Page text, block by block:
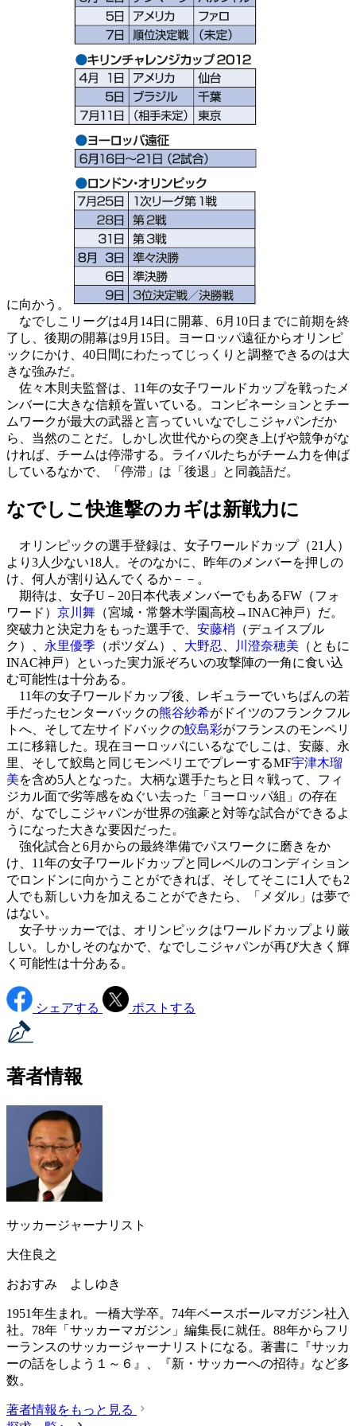
に向かう。
なでしこリーグは4月14日に開幕、6月10日までに前期を終
了し、後期の開幕は9月15日。ヨーロッパ遠征からオリンピ
ックにかけ、40日間にわたってじっくりと調整できるのは大
きな強みだ。
佐々木則夫監督は、11年の女子ワールドカップを戦ったメ
ンバーに大きな信頼を置いている。コンビネーションとチー
ムワークが最大の武器と言っていいなでしこジャパンだか
ら、当然のことだ。しかし次世代からの突き上げや競争がな
ければ、チームは停滞する。ライバルたちがチーム力を伸ば
しているなかで、「停滞」は「後退」と同義語だ。
なでしこ快進撃のカギは新戦力に
オリンピックの選手登録は、女子ワールドカップ（21人）
より3人少ない18人。そのなかに、昨年のメンバーを押しの
け、何人が割り込んでくるか－－。
期待は、女子U－20日本代表メンバーでもあるFW（フォ
ワード） 京川舞 （宮城・常磐木学園高校→INAC神戸）だ。
突破力と決定力をもった選手で、 安藤梢 （デュイスブル
ク）、 永里優季 （ポツダム）、 大野忍 川澄奈穂美 （ともに
INAC神戸）といった実力派ぞろいの攻撃陣の一角に食い込
む可能性は十分ある。
11年の女子ワールドカップ後、レギュラーでいちばんの若
手だったセンターバックの熊谷紗希がドイツのフランクフル
トへ、そして左サイドバックの鮫島彩がフランスのモンペリ
エに移籍した。現在ヨーロッパにいるなでしこは、安藤、永
里、そして鮫島と同じモンペリエでプレーするMF宇津木瑠
美を含め5人となった。大柄な選手たちと日々戦って、フィ
ジカル面で劣等感をぬぐい去った「ヨーロッパ組」の存在
が、なでしこジャパンが世界の強豪と対等な試合ができるよ
うになった大きな要因だった。
強化試合と6月からの最終準備でパスワークに磨きをか
け、11年の女子ワールドカップと同レベルのコンディション
でロンドンに向かうことができれば、そしてそこに1人でも2
人でも新しい力を加えることができたら、「メダル」は夢で
はない。
女子サッカーでは、オリンピックはワールドカップより厳
しい。しかしそのなかで、なでしこジャパンが再び大きく輝
く可能性は十分ある。
シェアする ポストする
著者情報
サッカージャーナリスト
大住良之
おおすみ よしゆき
1951年生まれ。一橋大学卒。74年ベースボールマガジン社入
社。78年「サッカーマガジン」編集長に就任。88年からフリ
ーランスのサッカージャーナリストになる。著書に『サッカ
ーの話をしよう１～６』、『新・サッカーへの招待』など多
数。
著者情報をもっと見る